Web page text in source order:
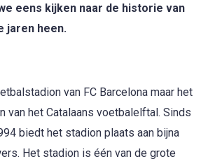
eens kijken naar de historie van
jaren heen.
van FC Barcelona maar het
van het Catalaans voetbalelftal. Sinds
biedt het stadion plaats aan bijna
Het stadion is één van de grote